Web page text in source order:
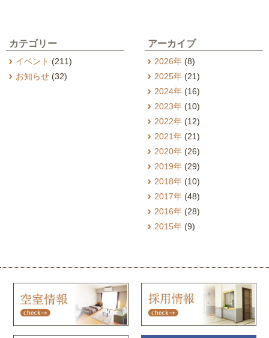
カテゴリー
イベント (211)
お知らせ (32)
アーカイブ
2026年 (8)
2025年 (21)
2024年 (16)
2023年 (10)
2022年 (12)
2021年 (21)
2020年 (26)
2019年 (29)
2018年 (10)
2017年 (48)
2016年 (28)
2015年 (9)